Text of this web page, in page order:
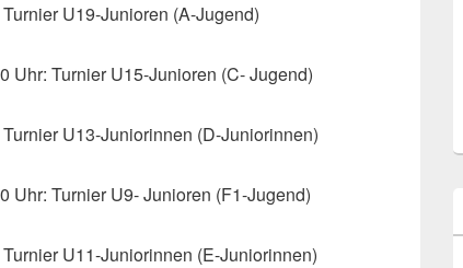
U19-Junioren (A-Jugend)
Uhr: Turnier U15-Junioren (C- Jugend)
U13-Juniorinnen (D-Juniorinnen)
Uhr: Turnier U9- Junioren (F1-Jugend)
U11-Juniorinnen (E-Juniorinnen)